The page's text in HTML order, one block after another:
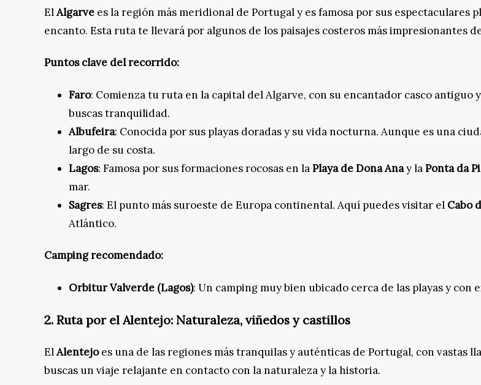
ElAlgarve es la región más meridional de Portugal y es famosa por sus espectaculares
encanto. Esta ruta te llevará por algunos de los paisajes costeros más impresionantes
Puntos clave del recorrido:
Faro: Comienza tu ruta en la capital del Algarve, con su encantador casco antiguo
buscas tranquilidad.
Albufeira: Conocida por sus playas doradas y su vida nocturna. Aunque es una
largo de su costa.
Lagos: Famosa por sus formaciones rocosas en laPlaya de Dona Anay laPonta da
mar.
Sagres: El punto más suroeste de Europa continental. Aquí puedes visitar el Cabo
Atlántico.
Camping recomendado:
Orbitur Valverde (Lagos): Un camping muy bien ubicado cerca de las playas y con
2. Ruta por el Alentejo: Naturaleza, viñedos y castillos
ElAlentejoes una de las regiones más tranquilas y auténticas de Portugal, con vastas
buscas un viaje relajante en contacto con la naturaleza y la historia.